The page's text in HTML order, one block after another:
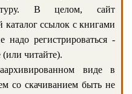
В целом, сайт
каталог ссылок с книгами
регистрироваться -
(или читайте).
виде в
со скачиванием быть не